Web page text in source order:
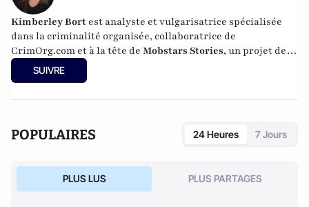
Kimberley Bort est analyste et vulgarisatrice spécialisée
dans la criminalité organisée, collaboratrice de
CrimOrg.com et à la tête de Mobstars Stories, un projet de
contenus sur les réseaux sociaux qui explore les
dynamiques du crime organisé et ses représentations.
SUIVRE
POPULAIRES 24 Heures 7 Jours
PLUS LUS PLUS PARTAGES